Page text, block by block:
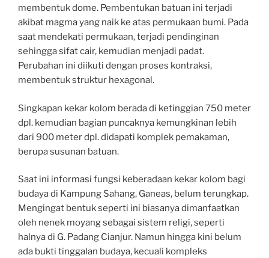
membentuk dome. Pembentukan batuan ini terjadi
akibat magma yang naik ke atas permukaan bumi. Pada
saat mendekati permukaan, terjadi pendinginan
sehingga sifat cair, kemudian menjadi padat.
Perubahan ini diikuti dengan proses kontraksi,
membentuk struktur hexagonal.
Singkapan kekar kolom berada di ketinggian 750 meter
dpl. kemudian bagian puncaknya kemungkinan lebih
dari 900 meter dpl. didapati komplek pemakaman,
berupa susunan batuan.
Saat ini informasi fungsi keberadaan kekar kolom bagi
budaya di Kampung Sahang, Ganeas, belum terungkap.
Mengingat bentuk seperti ini biasanya dimanfaatkan
oleh nenek moyang sebagai sistem religi, seperti
halnya di G. Padang Cianjur. Namun hingga kini belum
ada bukti tinggalan budaya, kecuali kompleks